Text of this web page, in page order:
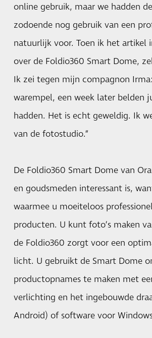
online gebruik, maar we hadden
zodoende nog gebruik van een
natuurlijk voor. Toen ik het artikel
over de Foldio360 Smart Dome,
Ik zei tegen mijn compagnon
warempel, een week later belden
hadden. Het is echt geweldig. Ik
van de fotostudio.”
De Foldio360 Smart Dome van
en goudsmeden interessant is,
waarmee u moeiteloos
producten. U kunt foto’s maken
de Foldio360 zorgt voor een
licht. U gebruikt de Smart Dome
productopnames te maken met
verlichting en het ingebouwde
Android) of software voor